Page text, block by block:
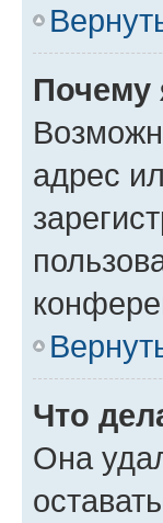
Почему
адрес
Что
Она